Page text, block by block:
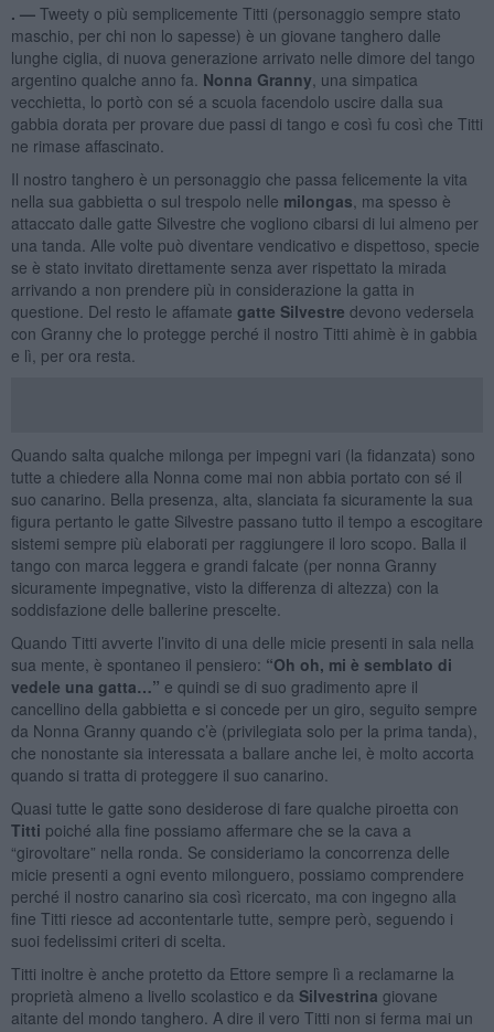
. — Tweety o più semplicemente Titti (personaggio sempre stato
maschio, per chi non lo sapesse) è un giovane tanghero dalle
lunghe ciglia, di nuova generazione arrivato nelle dimore del tango
argentino qualche anno fa. Nonna Granny , una simpatica
vecchietta, lo portò con sé a scuola facendolo uscire dalla sua
gabbia dorata per provare due passi di tango e così fu così che Titti
ne rimase affascinato.
Il nostro tanghero è un personaggio che passa felicemente la vita
nella sua gabbietta o sul trespolo nelle milongas , ma spesso è
attaccato dalle gatte Silvestre che vogliono cibarsi di lui almeno per
una tanda. Alle volte può diventare vendicativo e dispettoso, specie
se è stato invitato direttamente senza aver rispettato la mirada
arrivando a non prendere più in considerazione la gatta in
questione. Del resto le affamate gatte Silvestre devono vedersela
con Granny che lo protegge perché il nostro Titti ahimè è in gabbia
e lì, per ora resta.
Quando salta qualche milonga per impegni vari (la fidanzata) sono
tutte a chiedere alla Nonna come mai non abbia portato con sé il
suo canarino. Bella presenza, alta, slanciata fa sicuramente la sua
figura pertanto le gatte Silvestre passano tutto il tempo a escogitare
sistemi sempre più elaborati per raggiungere il loro scopo. Balla il
tango con marca leggera e grandi falcate (per nonna Granny
sicuramente impegnative, visto la differenza di altezza) con la
soddisfazione delle ballerine prescelte.
Quando Titti avverte l’invito di una delle micie presenti in sala nella
sua mente, è spontaneo il pensiero: “Oh oh, mi è semblato di
vedele una gatta…” e quindi se di suo gradimento apre il
cancellino della gabbietta e si concede per un giro, seguito sempre
da Nonna Granny quando c’è (privilegiata solo per la prima tanda),
che nonostante sia interessata a ballare anche lei, è molto accorta
quando si tratta di proteggere il suo canarino.
Quasi tutte le gatte sono desiderose di fare qualche piroetta con
Titti poiché alla fine possiamo affermare che se la cava a
“girovoltare” nella ronda. Se consideriamo la concorrenza delle
micie presenti a ogni evento milonguero, possiamo comprendere
perché il nostro canarino sia così ricercato, ma con ingegno alla
fine Titti riesce ad accontentarle tutte, sempre però, seguendo i
suoi fedelissimi criteri di scelta.
Titti inoltre è anche protetto da Ettore sempre lì a reclamarne la
proprietà almeno a livello scolastico e da Silvestrina giovane
aitante del mondo tanghero. A dire il vero Titti non si ferma mai un